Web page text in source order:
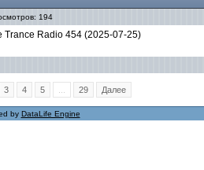
194
3 4 5 29 Далее
by DataLife Engine